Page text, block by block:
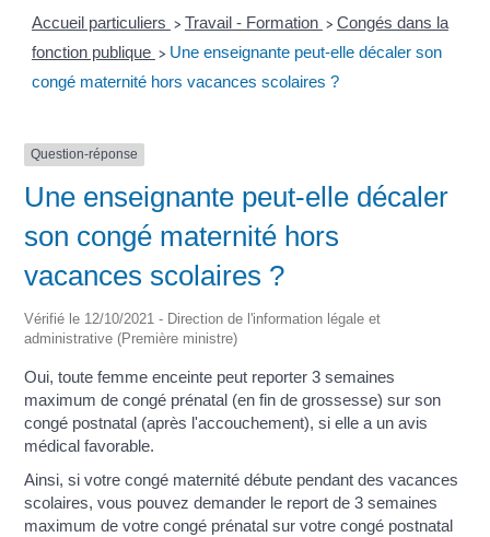
Accueil particuliers > Travail - Formation > Congés dans la
fonction publique > Une enseignante peut-elle décaler son
congé maternité hors vacances scolaires ?
Question-réponse
Une enseignante peut-elle décaler
son congé maternité hors
vacances scolaires ?
Vérifié le 12/10/2021 - Direction de l'information légale et
administrative (Première ministre)
Oui, toute femme enceinte peut reporter 3 semaines
maximum de congé prénatal (en fin de grossesse) sur son
congé postnatal (après l'accouchement), si elle a un avis
médical favorable.
Ainsi, si votre congé maternité débute pendant des vacances
scolaires, vous pouvez demander le report de 3 semaines
maximum de votre congé prénatal sur votre congé postnatal